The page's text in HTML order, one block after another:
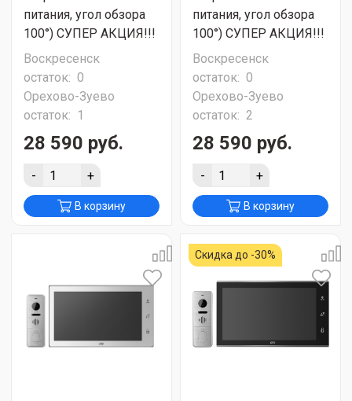
питания, угол обзора
100°) СУПЕР АКЦИЯ!!!
Воскресенск
остаток: 0
Орехово-Зуево
остаток: 1
28 590 руб.
- +
В корзину
питания, угол обзора
100°) СУПЕР АКЦИЯ!!!
Воскресенск
остаток: 0
Орехово-Зуево
остаток: 2
28 590 руб.
- +
В корзину
Скидка до -30%